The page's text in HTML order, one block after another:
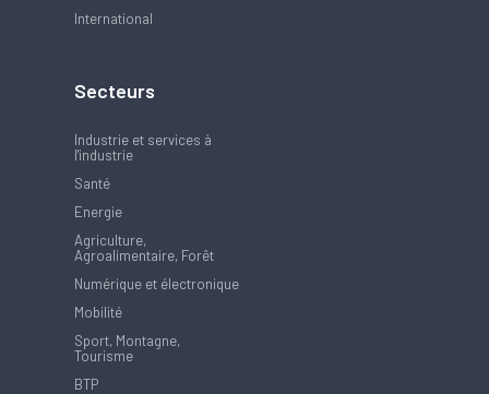
International
Secteurs
Industrie et services à
l'industrie
Santé
Energie
Agriculture,
Agroalimentaire, Forêt
Numérique et électronique
Mobilité
Sport, Montagne,
Tourisme
BTP